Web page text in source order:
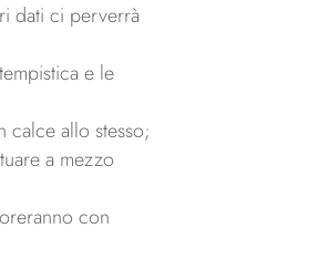
dati ci perverrà
e le
allo stesso;
a mezzo
con